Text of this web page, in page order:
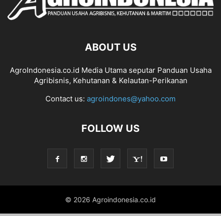
ABOUT US
AgroIndonesia.co.id Media Utama seputar Panduan Usaha
Agribisnis, Kehutanan & Kelautan-Perikanan
Contact us: agroindones@yahoo.com
FOLLOW US
© 2026 Agroindonesia.co.id